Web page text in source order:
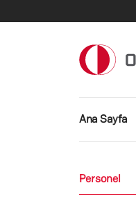
Main
Ana Sayfa
Personel